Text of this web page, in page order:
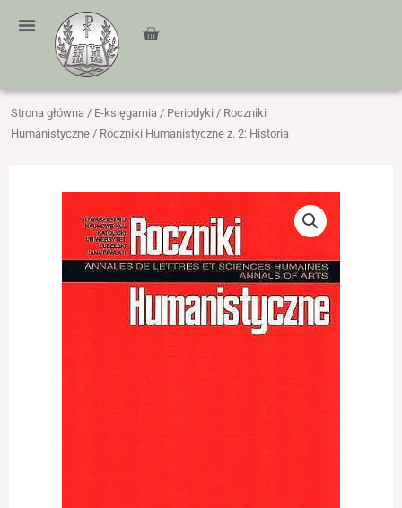
treści
Cart
Strona główna / E-księgarnia / Periodyki / Roczniki
Humanistyczne / Roczniki Humanistyczne z. 2: Historia